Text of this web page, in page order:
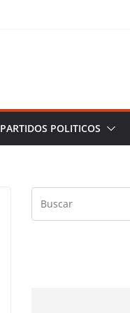
PARTIDOS POLITICOS